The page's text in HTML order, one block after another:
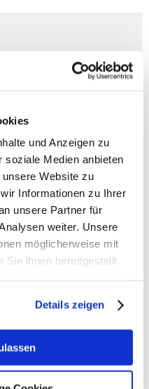
und Anzeigen zu
soziale Medien anbieten
Website zu
Informationen zu Ihrer
unsere Partner für
weiter. Unsere
möglicherweise mit
Sie ihnen bereitgestellt
Details zeigen
Mate
nach EASY-GROW-
135 bis 180 cm
zur körpernahen
Hüftgurt mit
zur